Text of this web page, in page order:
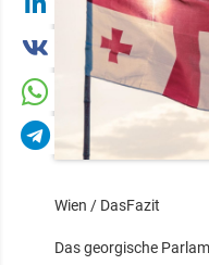
Wien / DasFazit
Das georgische